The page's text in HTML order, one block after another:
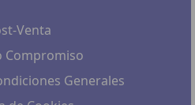
Venta
Compromiso
Generales